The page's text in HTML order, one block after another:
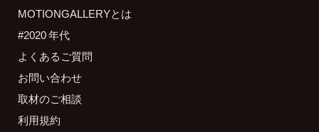
MOTIONGALLERYとは
#2020 年代
よくあるご質問
お問い合わせ
取材のご相談
利用規約